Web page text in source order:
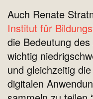
Auch Renate
Institut für
die Bedeutung
wichtig
und gleichzeitig
digitalen